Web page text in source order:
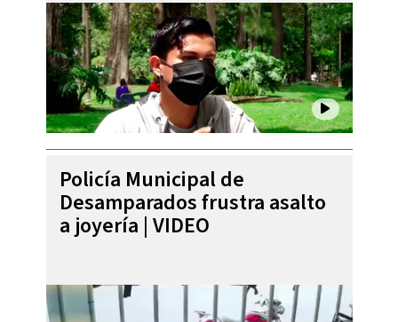
Policía Municipal de
Desamparados frustra asalto
a joyería | VIDEO